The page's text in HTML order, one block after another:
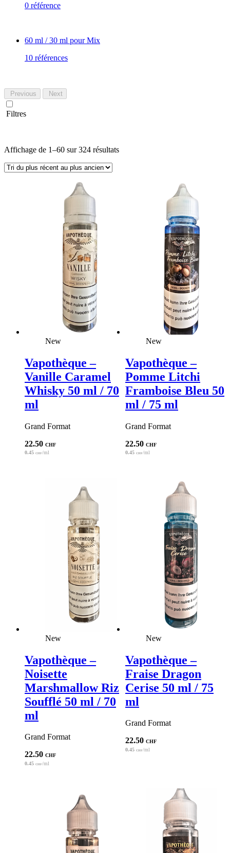
0 référence
60 ml / 30 ml pour Mix
10 références
Previous Next
Filtres
Affichage de 1–60 sur 324 résultatsTrié
New
Vapothèque –
Vanille Caramel
Whisky 50 ml / 70
ml
Grand Format
22.50 CHF
0.45 CHF/ml
New
Vapothèque –
Pomme Litchi
Framboise Bleu 50
ml / 75 ml
Grand Format
22.50 CHF
0.45 CHF/ml
New
Vapothèque –
Noisette
Marshmallow Riz
Soufflé 50 ml / 70
ml
Grand Format
22.50 CHF
0.45 CHF/ml
New
Vapothèque –
Fraise Dragon
Cerise 50 ml / 75
ml
Grand Format
22.50 CHF
0.45 CHF/ml